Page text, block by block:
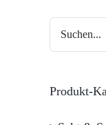
Produkt-